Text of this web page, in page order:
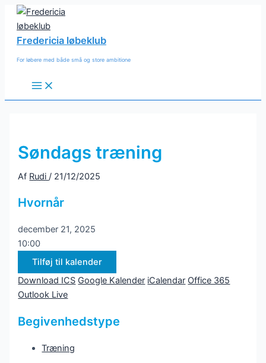
indholdet
Fredericia løbeklub
For løbere med både små og store ambitione
Main
Menu
Søndags træning
Af Rudi/ 21/12/2025
Hvornår
december 21, 2025
10:00
Tilføj til kalender
Download ICS Google Kalender iCalendar Office 365
Outlook Live
Begivenhedstype
Træning